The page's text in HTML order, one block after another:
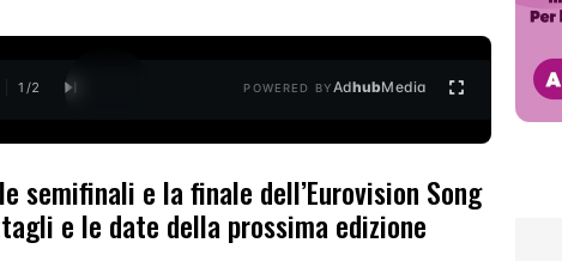
1 /2 POWERED BYAdhubMedia
semifinali e la finale dell’Eurovision Song
e le date della prossima edizione